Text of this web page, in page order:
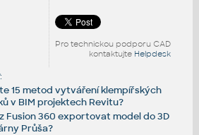
Pro technickou podporu CAD
kontaktujte Helpdesk
:
15 metod vytváření klempířských
v BIM projektech Revitu?
Fusion 360 exportovat model do 3D
Průša?